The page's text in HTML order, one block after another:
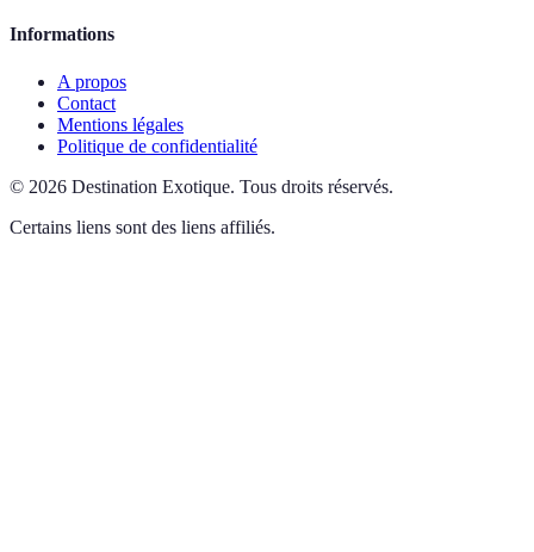
Informations
A propos
Contact
Mentions légales
Politique de confidentialité
© 2026 Destination Exotique. Tous droits réservés.
Certains liens sont des liens affiliés.